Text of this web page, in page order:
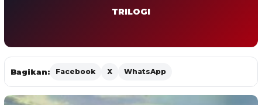
TRILOGI
Bagikan: Facebook X WhatsApp